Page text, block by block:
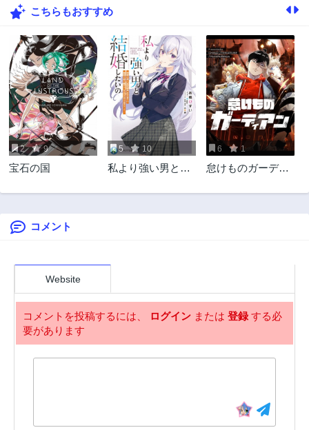
6話
4話
3年前
3話
3年前
2話
3年前
1話
3年前
こちらもおすすめ
2 9
宝石の国
5 10
私より強い男と結
美人生徒会長（実
6 1
怠けものガーディ
コメント
Website
コメントを投稿するには、 ログイン または 登録する必
要があります